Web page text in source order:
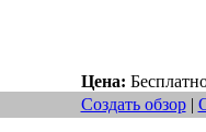
Цена:
Создать обзор|